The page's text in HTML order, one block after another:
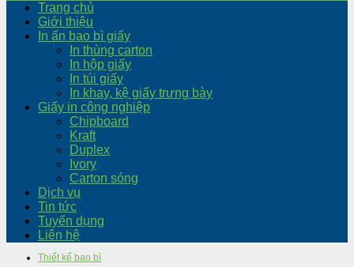
Trang chủ
Giới thiệu
In ấn bao bì giấy
In thùng carton
In hộp giấy
In túi giấy
In khay, kệ giấy trưng bày
Giấy in công nghiệp
Chipboard
Kraft
Duplex
Ivory
Carton sóng
Dịch vụ
Tin tức
Tuyển dụng
Liên hệ
Thiết kế bao bì